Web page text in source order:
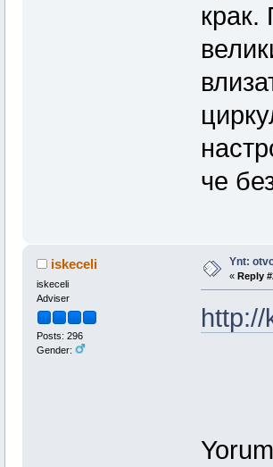
крак.
че
iskeceli
iskeceli
Adviser
Posts: 296
Gender:
Ynt:
« Reply
http://